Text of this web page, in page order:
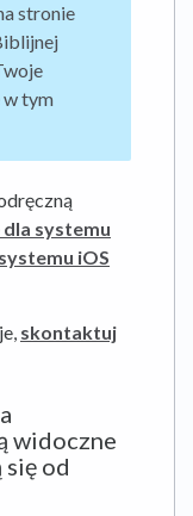
stronie
w tym
systemu
iOS
skontaktuj
widoczne
od